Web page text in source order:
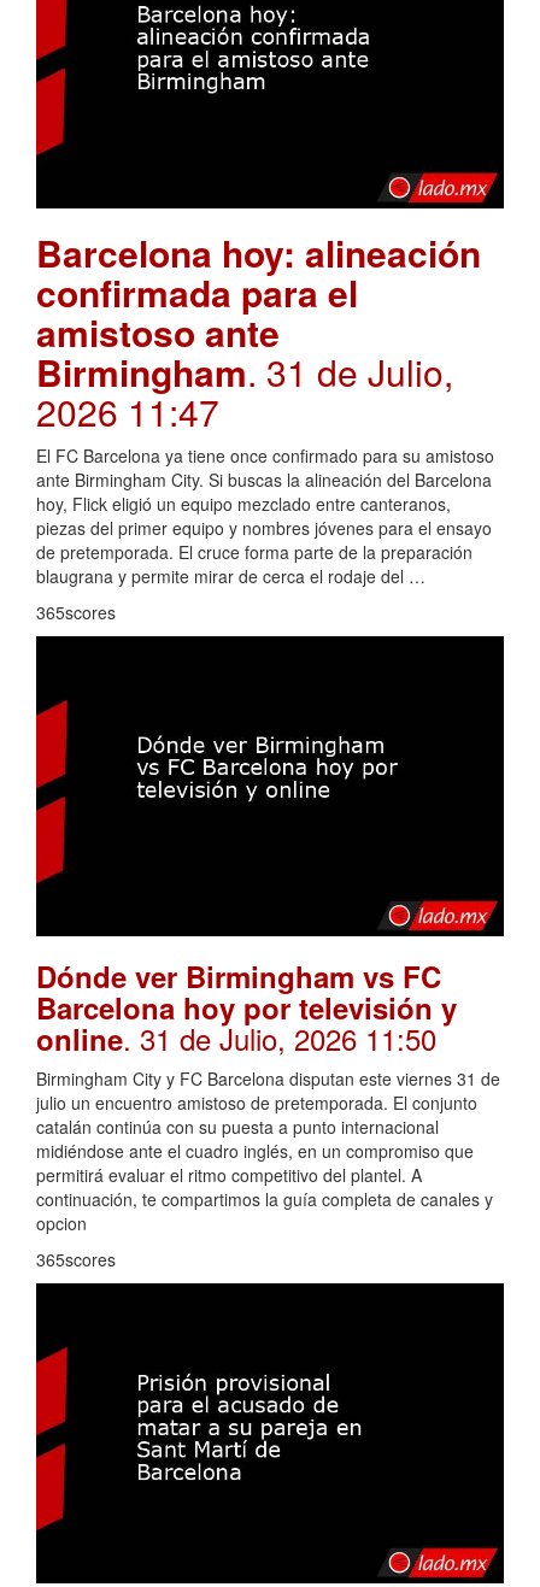
Barcelona hoy: alineación
confirmada para el
amistoso ante
Birmingham. 31 de Julio,
2026 11:47
El FC Barcelona ya tiene once confirmado para su amistoso
ante Birmingham City. Si buscas la alineación del Barcelona
hoy, Flick eligió un equipo mezclado entre canteranos,
piezas del primer equipo y nombres jóvenes para el ensayo
de pretemporada. El cruce forma parte de la preparación
blaugrana y permite mirar de cerca el rodaje del …
365scores
Dónde ver Birmingham vs FC
Barcelona hoy por televisión y
online. 31 de Julio, 2026 11:50
Birmingham City y FC Barcelona disputan este viernes 31 de
julio un encuentro amistoso de pretemporada. El conjunto
catalán continúa con su puesta a punto internacional
midiéndose ante el cuadro inglés, en un compromiso que
permitirá evaluar el ritmo competitivo del plantel. A
continuación, te compartimos la guía completa de canales y
opcion
365scores